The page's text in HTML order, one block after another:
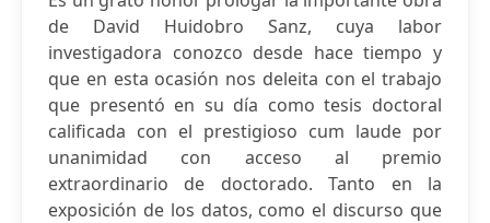
de David Huidobro Sanz, cuya labor
investigadora conozco desde hace tiempo y
que en esta ocasión nos deleita con el trabajo
que presentó en su día como tesis doctoral
calificada con el prestigioso cum laude por
unanimidad con acceso al premio
extraordinario de doctorado. Tanto en la
exposición de los datos, como el discurso que